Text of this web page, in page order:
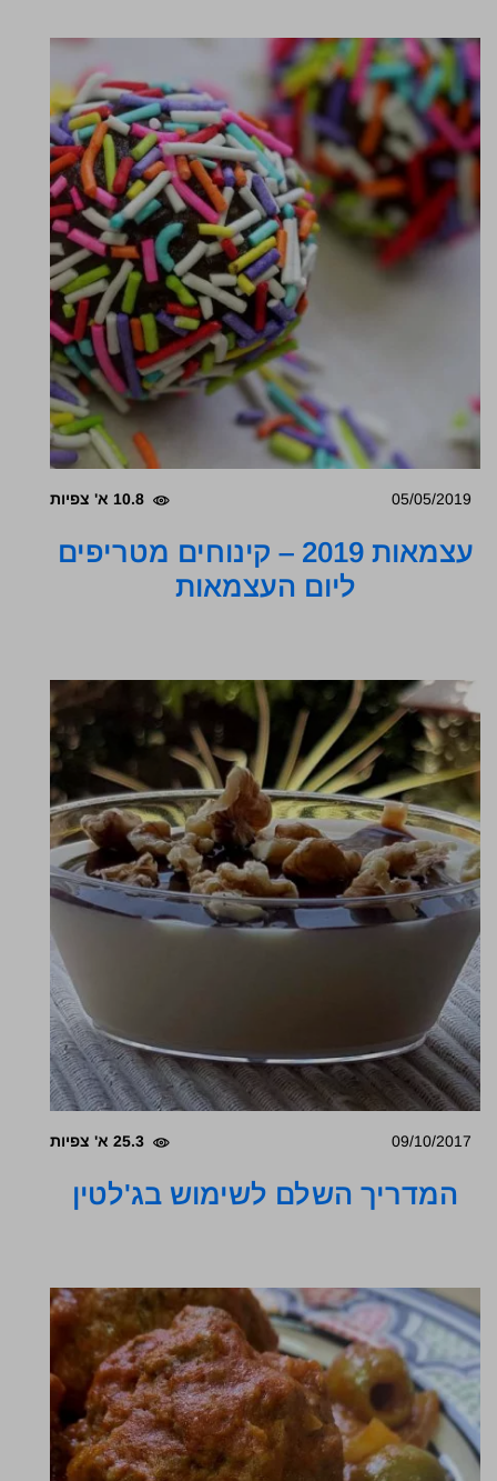
05/05/2019 10.8 א' צפיות
עצמאות 2019 – קינוחים מטריפים
ליום העצמאות
09/10/2017 25.3 א' צפיות
המדריך השלם לשימוש בג'לטין